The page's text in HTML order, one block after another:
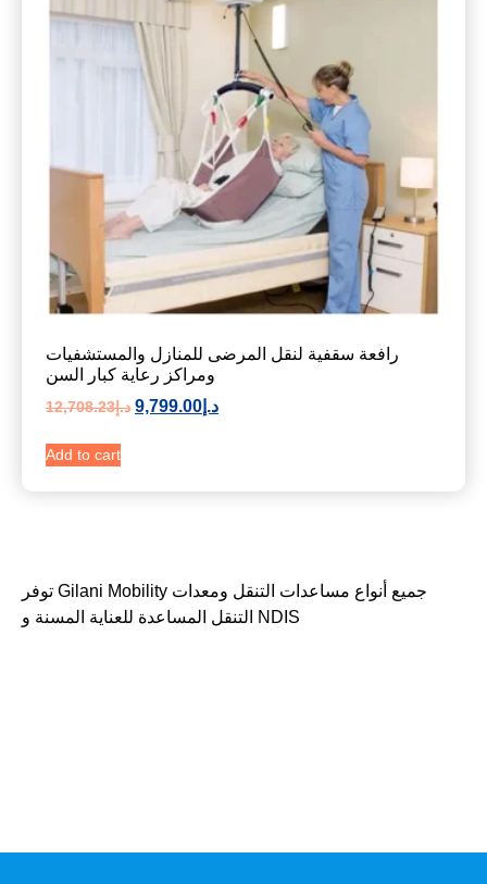
رافعة سقفية لنقل المرضى للمنازل والمستشفيات
ومراكز رعاية كبار السن
د.إ12,708.23 د.إ 9,799.00
Add to cart
توفر Gilani Mobility جميع أنواع مساعدات التنقل ومعدات
التنقل المساعدة للعناية المسنة و NDIS